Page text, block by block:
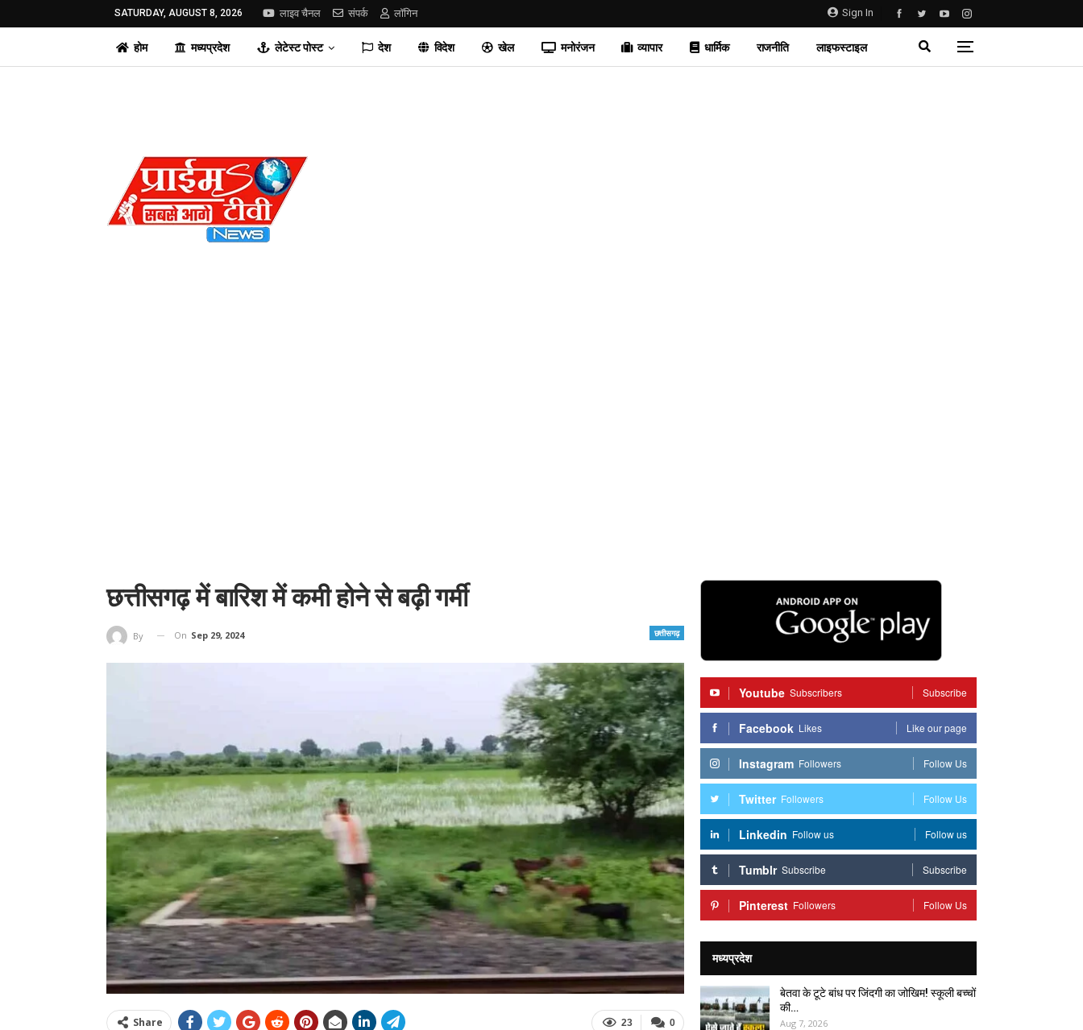
Sign In
SATURDAY, AUGUST 8, 2026 लाइव चैनल संपर्क लॉगिन
होम मध्यप्रदेश लेटेस्ट पोस्ट देश विदेश खेल मनोरंजन व्यापार धार्मिक राजनीति लाइफस्टाइल
छत्तीसगढ़ में बारिश में कमी होने से बढ़ी गर्मी
छत्तीसगढ़
By On Sep 29, 2024
0
23
Share
Youtube Subscribers Subscribe
Facebook Likes Like our page
Instagram Followers Follow Us
Twitter Followers Follow Us
Linkedin Follow us Follow us
Tumblr Subscribe Subscribe
Pinterest Followers Follow Us
मध्यप्रदेश
बेतवा के टूटे बांध पर जिंदगी का जोखिम! स्कूली बच्चों
की…
Aug 7, 2026